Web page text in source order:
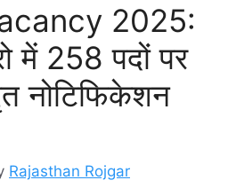
2025:
में 258 पदों पर
नोटिफिकेशन
Rajasthan Rojgar